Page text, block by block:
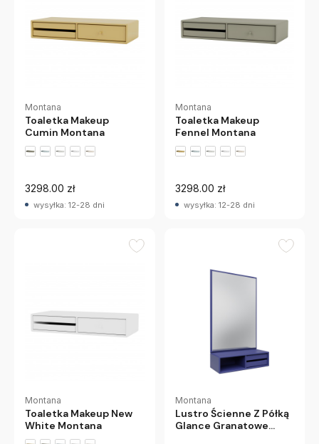
Montana
Toaletka Makeup
Cumin Montana
3298.00 zł
wysyłka: 12-28 dni
Montana
Toaletka Makeup
Fennel Montana
3298.00 zł
wysyłka: 12-28 dni
Montana
Toaletka Makeup New
White Montana
Montana
Lustro Ścienne Z Półką
Glance Granatowe